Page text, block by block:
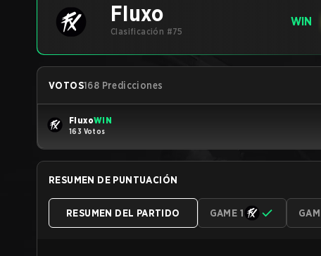
Fluxo
Clasificación #75
WIN
VOTOS168 Predicciones
FluxoWIN
163 Votos
RESUMEN DE PUNTUACIÓN
RESUMEN DEL PARTIDO GAME 1